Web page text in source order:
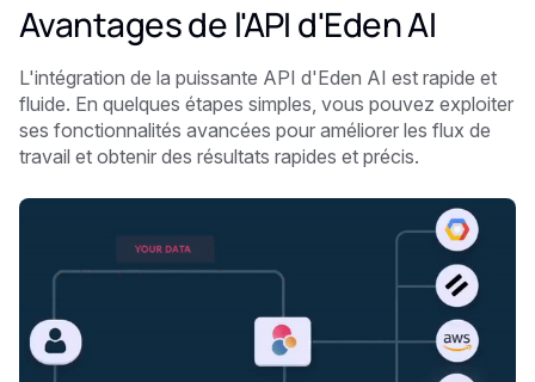
Avantages de l'API d'Eden AI
L'intégration de la puissante API d'Eden AI est rapide et
fluide. En quelques étapes simples, vous pouvez exploiter
ses fonctionnalités avancées pour améliorer les flux de
travail et obtenir des résultats rapides et précis.